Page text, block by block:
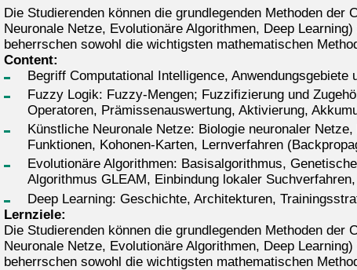
Die Studierenden können die grundlegenden Methoden
Neuronale Netze, Evolutionäre Algorithmen, Deep
beherrschen sowohl die wichtigsten mathematischen
Content:
Begriff Computational Intelligence, Anwendungsgebiete
Fuzzy Logik: Fuzzy-Mengen; Fuzzifizierung und
Operatoren, Prämissenauswertung, Aktivierung,
Künstliche Neuronale Netze: Biologie neuronaler
Funktionen, Kohonen-Karten, Lernverfahren
Evolutionäre Algorithmen: Basisalgorithmus,
Algorithmus GLEAM, Einbindung lokaler
Deep Learning: Geschichte, Architekturen,
Lernziele:
Die Studierenden können die grundlegenden Methoden
Neuronale Netze, Evolutionäre Algorithmen, Deep
beherrschen sowohl die wichtigsten mathematischen